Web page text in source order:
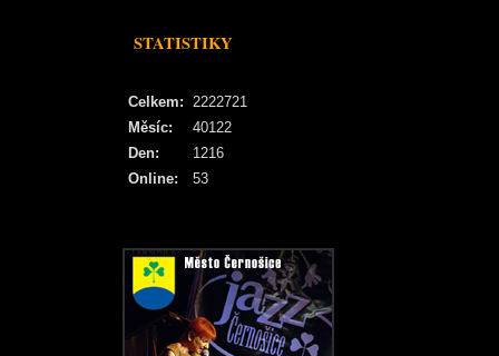
STATISTIKY
Online: 53
Celkem: 2222721
Měsíc:
40122
Den:
1216